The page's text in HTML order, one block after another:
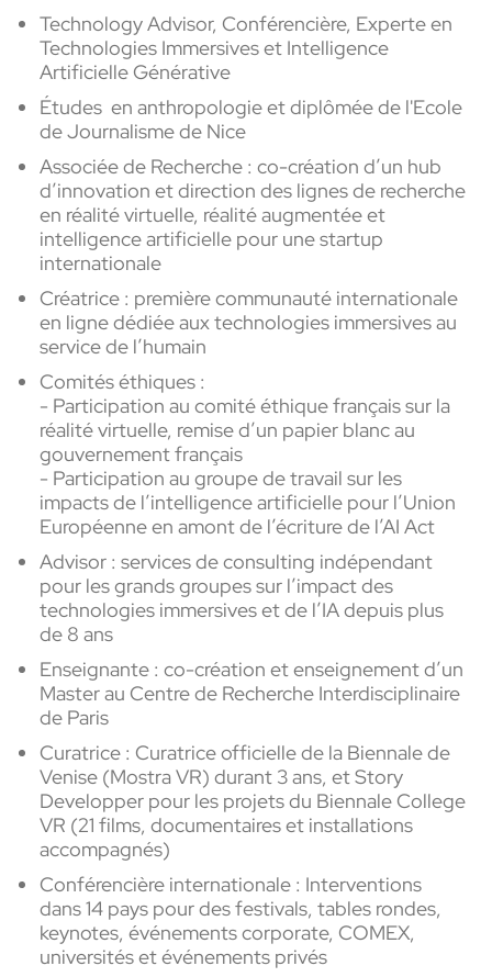
Technology Advisor, Conférencière, Experte en
Technologies Immersives et Intelligence
Artificielle Générative
Études en anthropologie et diplômée de l'Ecole
de Journalisme de Nice
Associée de Recherche : co-création d’un hub
d’innovation et direction des lignes de recherche
en réalité virtuelle, réalité augmentée et
intelligence artificielle pour une startup
internationale
Créatrice : première communauté internationale
en ligne dédiée aux technologies immersives au
service de l’humain
Comités éthiques :
- Participation au comité éthique français sur la
réalité virtuelle, remise d’un papier blanc au
gouvernement français
- Participation au groupe de travail sur les
impacts de l’intelligence artificielle pour l’Union
Européenne en amont de l’écriture de l’AI Act
Advisor : services de consulting indépendant
pour les grands groupes sur l’impact des
technologies immersives et de l’IA depuis plus
de 8 ans
Enseignante : co-création et enseignement d’un
Master au Centre de Recherche Interdisciplinaire
de Paris
Curatrice : Curatrice officielle de la Biennale de
Venise (Mostra VR) durant 3 ans, et Story
Developper pour les projets du Biennale College
VR (21 films, documentaires et installations
accompagnés)
Conférencière internationale : Interventions
dans 14 pays pour des festivals, tables rondes,
keynotes, événements corporate, COMEX,
universités et événements privés